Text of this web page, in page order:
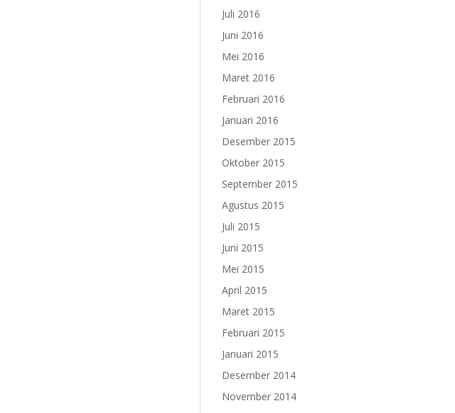
Juli 2016
Juni 2016
Mei 2016
Maret 2016
Februari 2016
Januari 2016
Desember 2015
Oktober 2015
September 2015
Agustus 2015
Juli 2015
Juni 2015
Mei 2015
April 2015
Maret 2015
Februari 2015
Januari 2015
Desember 2014
November 2014